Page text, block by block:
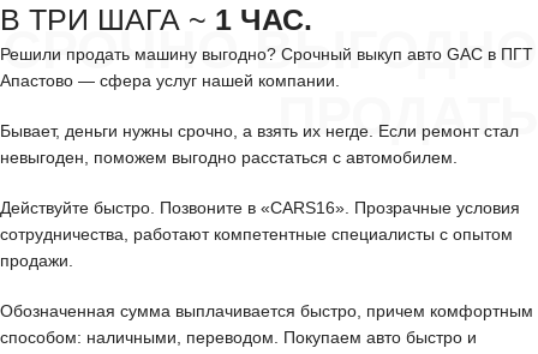
СРОЧНО ВЫГОДНО
ПРОДАТЬ
В ТРИ ШАГА ~ 1 ЧАС.
Решили продать машину выгодно? Срочный выкуп авто GAC в ПГТ
Апастово — сфера услуг нашей компании.
Бывает, деньги нужны срочно, а взять их негде. Если ремонт стал
невыгоден, поможем выгодно расстаться с автомобилем.
Действуйте быстро. Позвоните в «CARS16». Прозрачные условия
сотрудничества, работают компетентные специалисты с опытом
продажи.
Обозначенная сумма выплачивается быстро, причем комфортным
способом: наличными, переводом. Покупаем авто быстро и